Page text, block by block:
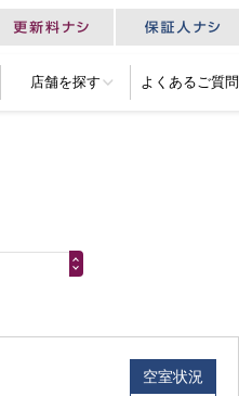
店舗を探す よくあるご質問
空室状況